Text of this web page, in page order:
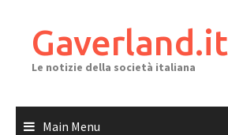
contentGaverland.it
Le notizie della società italiana
Main Menu